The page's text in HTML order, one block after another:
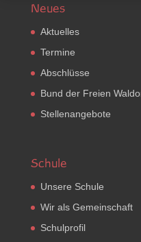
Neues
Aktuelles
Termine
Abschlüsse
Bund der Freien
Stellenangebote
Schule
Unsere Schule
Wir als Gemeinschaft
Schulprofil